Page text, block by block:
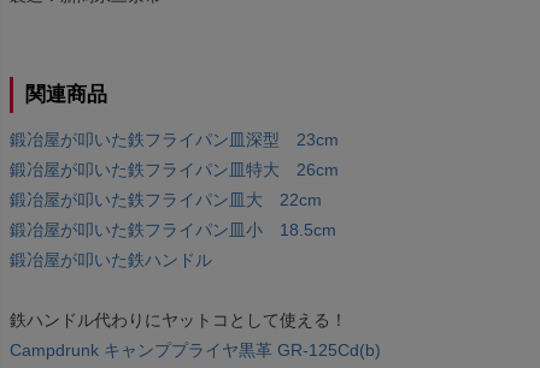
関連商品
鍛冶屋が叩いた鉄フライパン皿深型 23cm
鍛冶屋が叩いた鉄フライパン皿特大 26cm
鍛冶屋が叩いた鉄フライパン皿大 22cm
鍛冶屋が叩いた鉄フライパン皿小 18.5cm
鍛冶屋が叩いた鉄ハンドル
鉄ハンドル代わりにヤットコとして使える！
Campdrunk キャンププライヤ黒革 GR-125Cd(b)